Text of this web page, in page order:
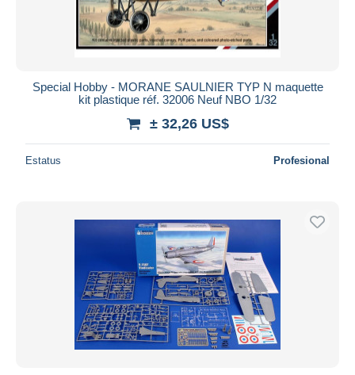
Special Hobby - MORANE SAULNIER TYP N maquette
kit plastique réf. 32006 Neuf NBO 1/32
± 32,26 US$
Estatus Profesional